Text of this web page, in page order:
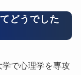
どうでした
で心理学を専攻